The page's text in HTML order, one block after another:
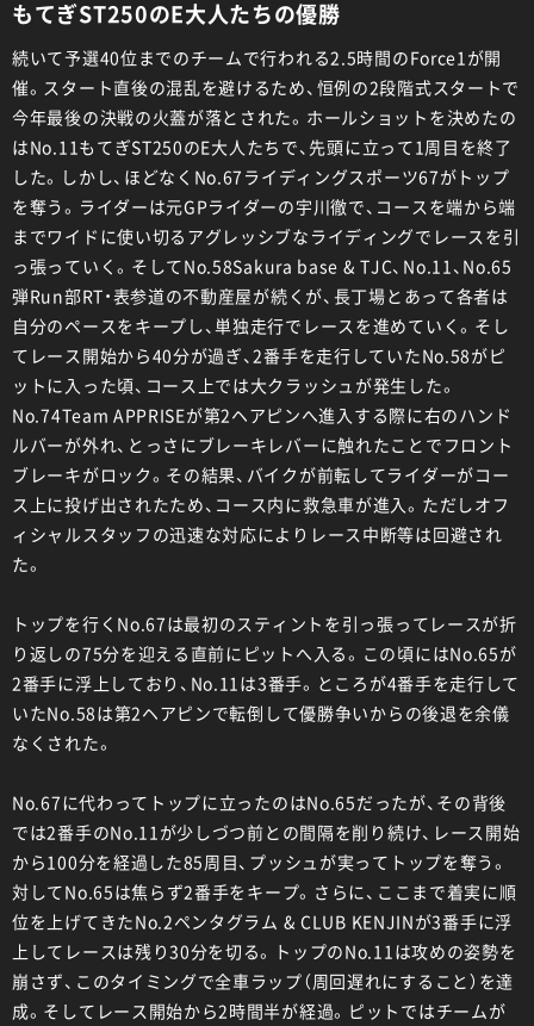
もてぎST250のE大人たちの優勝
続いて予選40位までのチームで行われる2.5時間のForce1が開
催。スタート直後の混乱を避けるため、恒例の2段階式スタートで
今年最後の決戦の火蓋が落とされた。ホールショットを決めたの
はNo.11もてぎST250のE大人たちで、先頭に立って1周目を終了
した。しかし、ほどなくNo.67ライディングスポーツ67がトップ
を奪う。ライダーは元GPライダーの宇川徹で、コースを端から端
までワイドに使い切るアグレッシブなライディングでレースを引
っ張っていく。そしてNo.58Sakura base & TJC、No.11、No.65
弾Run部RT・表参道の不動産屋が続くが、長丁場とあって各者は
自分のペースをキープし、単独走行でレースを進めていく。そし
てレース開始から40分が過ぎ、2番手を走行していたNo.58がピ
ットに入った頃、コース上では大クラッシュが発生した。
No.74Team APPRISEが第2ヘアピンへ進入する際に右のハンド
ルバーが外れ、とっさにブレーキレバーに触れたことでフロント
ブレーキがロック。その結果、バイクが前転してライダーがコー
ス上に投げ出されたため、コース内に救急車が進入。ただしオフ
ィシャルスタッフの迅速な対応によりレース中断等は回避され
た。
トップを行くNo.67は最初のスティントを引っ張ってレースが折
り返しの75分を迎える直前にピットへ入る。この頃にはNo.65が
2番手に浮上しており、No.11は3番手。ところが4番手を走行して
いたNo.58は第2ヘアピンで転倒して優勝争いからの後退を余儀
なくされた。
No.67に代わってトップに立ったのはNo.65だったが、その背後
では2番手のNo.11が少しづつ前との間隔を削り続け、レース開始
から100分を経過した85周目、プッシュが実ってトップを奪う。
対してNo.65は焦らず2番手をキープ。さらに、ここまで着実に順
位を上げてきたNo.2ペンタグラム & CLUB KENJINが3番手に浮
上してレースは残り30分を切る。トップのNo.11は攻めの姿勢を
崩さず、このタイミングで全車ラップ（周回遅れにすること）を達
成。そしてレース開始から2時間半が経過。ピットではチームが